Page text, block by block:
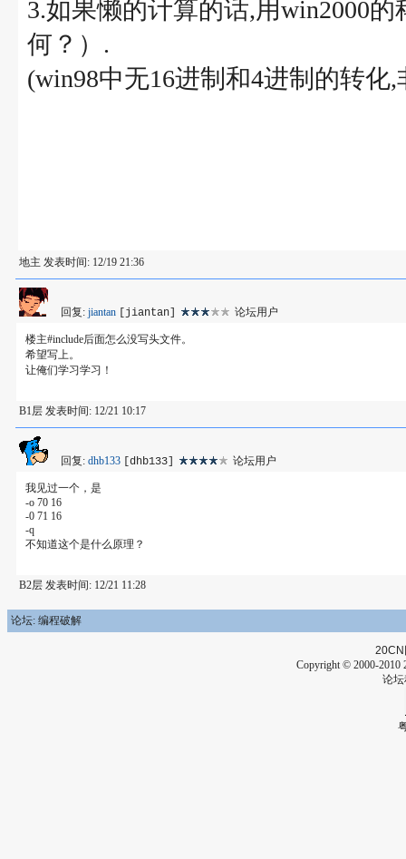
3.如果懒的计算的话,用win2000
何？）.
(win98中无16进制和4进制的转化
地主 发表时间: 12/19 21:36
回复: jiantan [jiantan] 论坛用户
楼主#include后面怎么没写头文件。
希望写上。
让俺们学习学习！
B1层 发表时间: 12/21 10:17
回复: dhb133 [dhb133] 论坛用户
我见过一个，是
-o 70 16
-0 71 16
-q
不知道这个是什么原理？
B2层 发表时间: 12/21 11:28
论坛: 编程破解
20CN
Copyright © 2000-2010
论